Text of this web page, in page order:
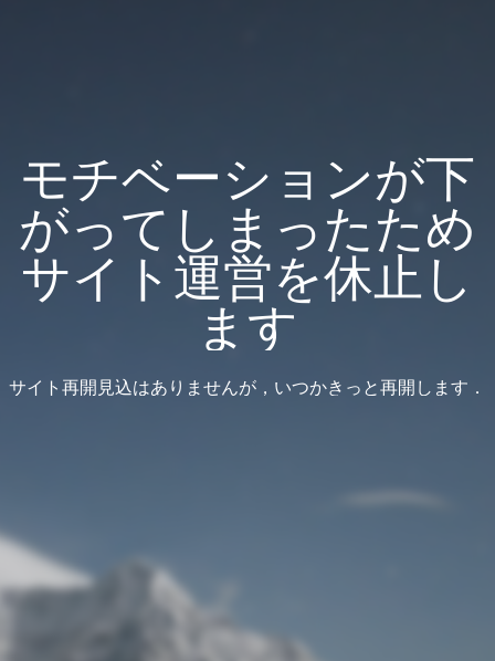
モチベーションが下
がってしまったため
サイト運営を休止し
ます
サイト再開見込はありませんが，いつかきっと再開します．